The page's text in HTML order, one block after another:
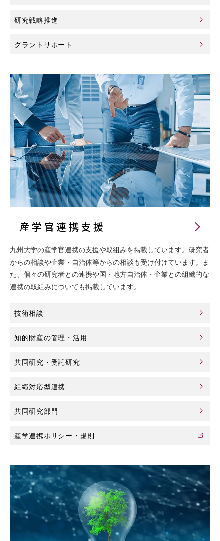
研究戦略推進
グラントサポート
産学官連携支援
九州大学の産学官連携の支援や取組みを掲載しています。研究者
からの相談や企業・自治体等からの相談も受け付けています。ま
た、個々の研究者との連携や国・地方自治体・企業との組織的な
連携の取組みについても掲載しています。
技術相談
知的財産の管理・活用
共同研究・受託研究
組織対応型連携
共同研究部門
産学連携ポリシー・規則